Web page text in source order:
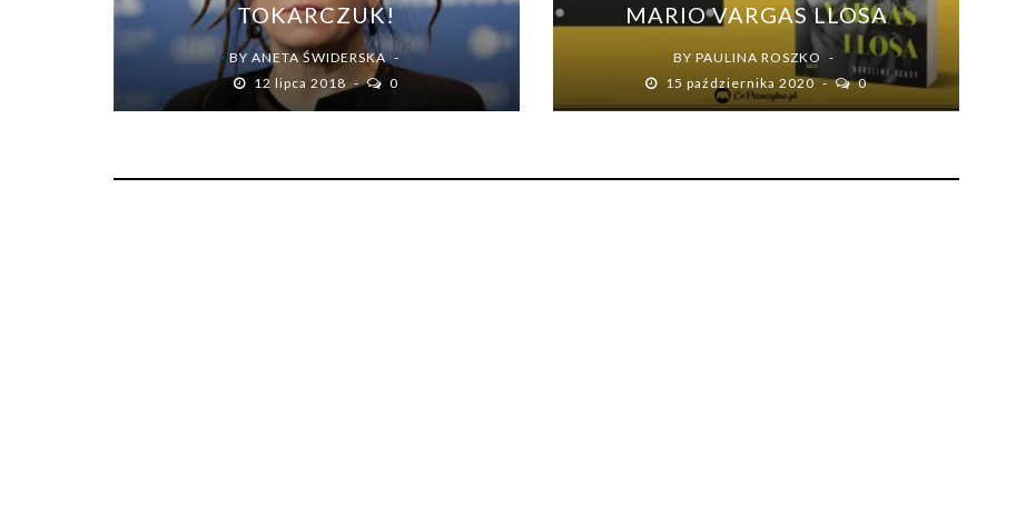
TOKARCZUK!
BY ANETA ŚWIDERSKA
12 lipca 2018
0
MARIO VARGAS LLOSA
BYPAULINA ROSZKO
15 października 2020
0